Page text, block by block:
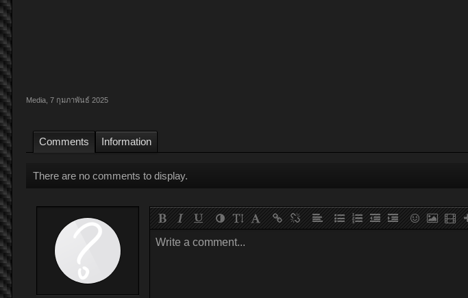
Media 7 กุมภาพันธ์ 2025
Comments Information
There are no comments to display.
Write a comment...